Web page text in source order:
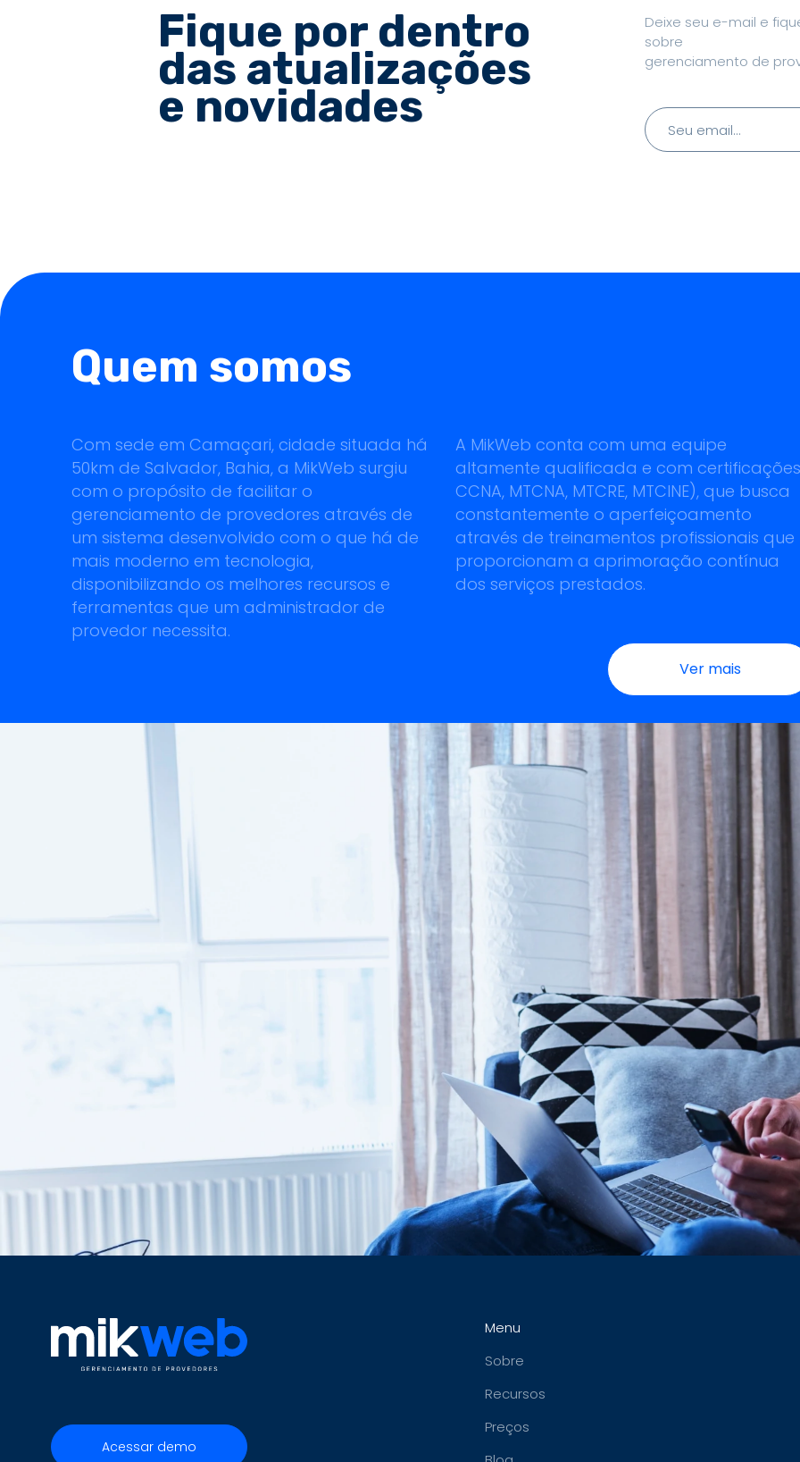
Fique por dentro
das atualizações
e novidades
Deixe seu e-mail e
sobre
gerenciamento de
Quem somos
Com sede em Camaçari, cidade situada há
50km de Salvador, Bahia, a MikWeb surgiu
com o propósito de facilitar o
gerenciamento de provedores através de
um sistema desenvolvido com o que há de
mais moderno em tecnologia,
disponibilizando os melhores recursos e
ferramentas que um administrador de
provedor necessita.
A MikWeb conta com uma equipe
altamente qualificada e com
CCNA, MTCNA, MTCRE, MTCINE), que busca
constantemente o aperfeiçoamento
através de treinamentos profissionais que
proporcionam a aprimoração contínua
dos serviços prestados.
Ver mais
Acessar demo
Menu
Sobre
Recursos
Preços